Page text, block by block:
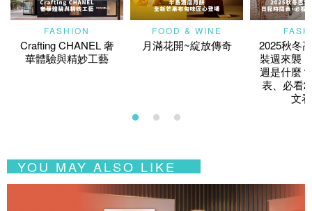
FASHION
Crafting CHANEL 奢
華體驗與精妙工藝
FOOD & WINE
月滿花開~綻放傳奇
2025秋冬
裝週來襲
週是什麼
表、必看
文
YOU MAY ALSO LIKE